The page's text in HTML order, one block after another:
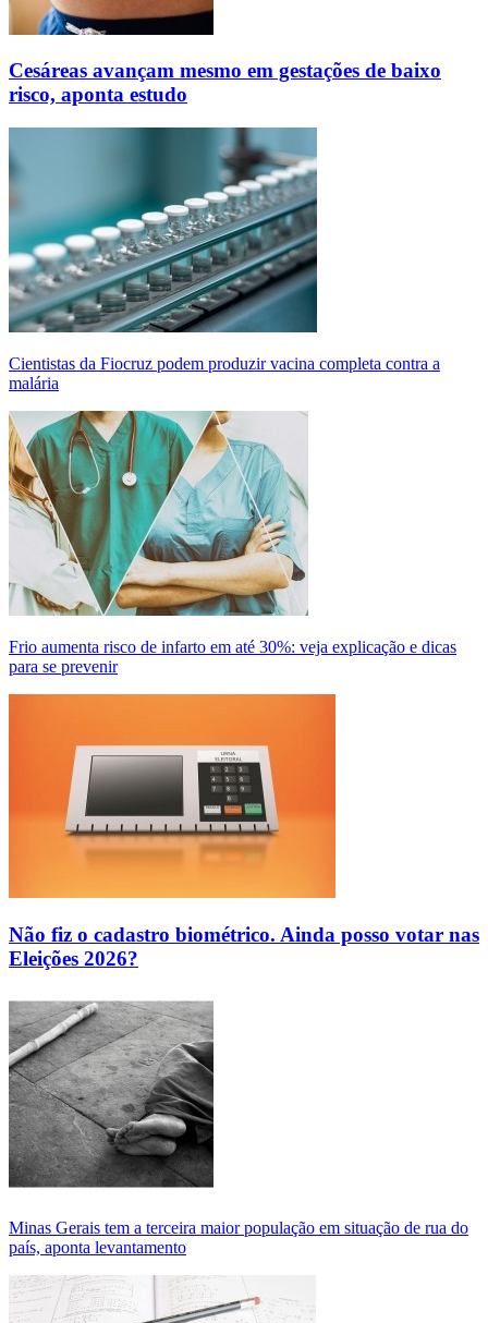
Cesáreas avançam mesmo em gestações de baixo
risco, aponta estudo
Cientistas da Fiocruz podem produzir vacina completa contra a
malária
Frio aumenta risco de infarto em até 30%: veja explicação e dicas
para se prevenir
Não fiz o cadastro biométrico. Ainda posso votar nas
Eleições 2026?
Minas Gerais tem a terceira maior população em situação de rua do
país, aponta levantamento